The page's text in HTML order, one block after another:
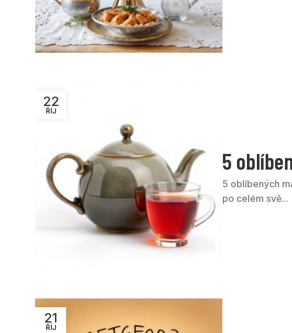
22
ŘÍJ
5
5 oblíbených
po celém svě...
21
ŘÍJ